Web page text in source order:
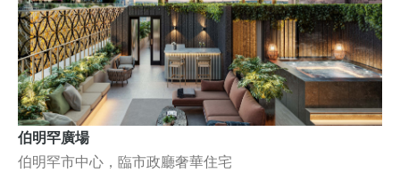
伯明罕廣場
伯明罕市中心，臨市政廳奢華住宅